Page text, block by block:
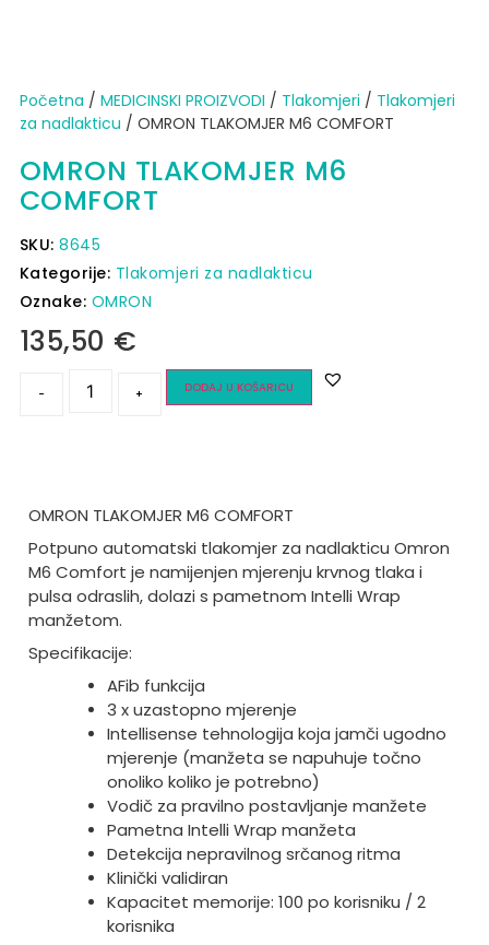
Početna / MEDICINSKI PROIZVODI / Tlakomjeri / Tlakomjeri
za nadlakticu / OMRON TLAKOMJER M6 COMFORT
OMRON TLAKOMJER M6
COMFORT
SKU:8645
Kategorije: Tlakomjeri za nadlakticu
Oznake: OMRON
135,50 €
- + DODAJ U KOŠARICU
OMRON TLAKOMJER M6 COMFORT
Potpuno automatski tlakomjer za nadlakticu Omron
M6 Comfort je namijenjen mjerenju krvnog tlaka i
pulsa odraslih, dolazi s pametnom Intelli Wrap
manžetom.
Specifikacije:
AFib funkcija
3 x uzastopno mjerenje
Intellisense tehnologija koja jamči ugodno
mjerenje (manžeta se napuhuje točno
onoliko koliko je potrebno)
Vodič za pravilno postavljanje manžete
Pametna Intelli Wrap manžeta
Detekcija nepravilnog srčanog ritma
Klinički validiran
Kapacitet memorije: 100 po korisniku / 2
korisnika